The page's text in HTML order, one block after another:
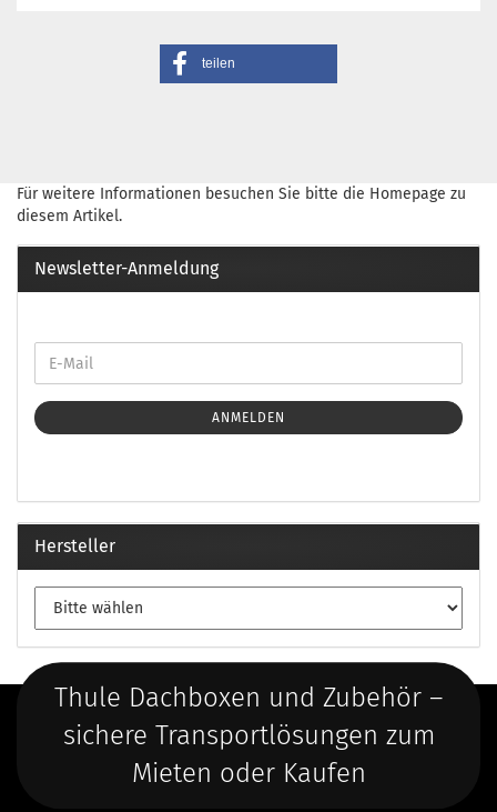
teilen
Für weitere Informationen besuchen Sie bitte die Homepage zu
diesem Artikel.
Newsletter-Anmeldung
ANMELDEN
Hersteller
Thule Dachboxen und Zubehör –
sichere Transportlösungen zum
Mieten oder Kaufen